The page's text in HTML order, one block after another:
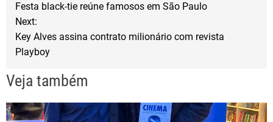
b
o
o
t
r
e
e
g
Festa black-tie reúne famosos em São Paulo
Next:
Key Alves assina contrato milionário com revista
Playboy
Veja também